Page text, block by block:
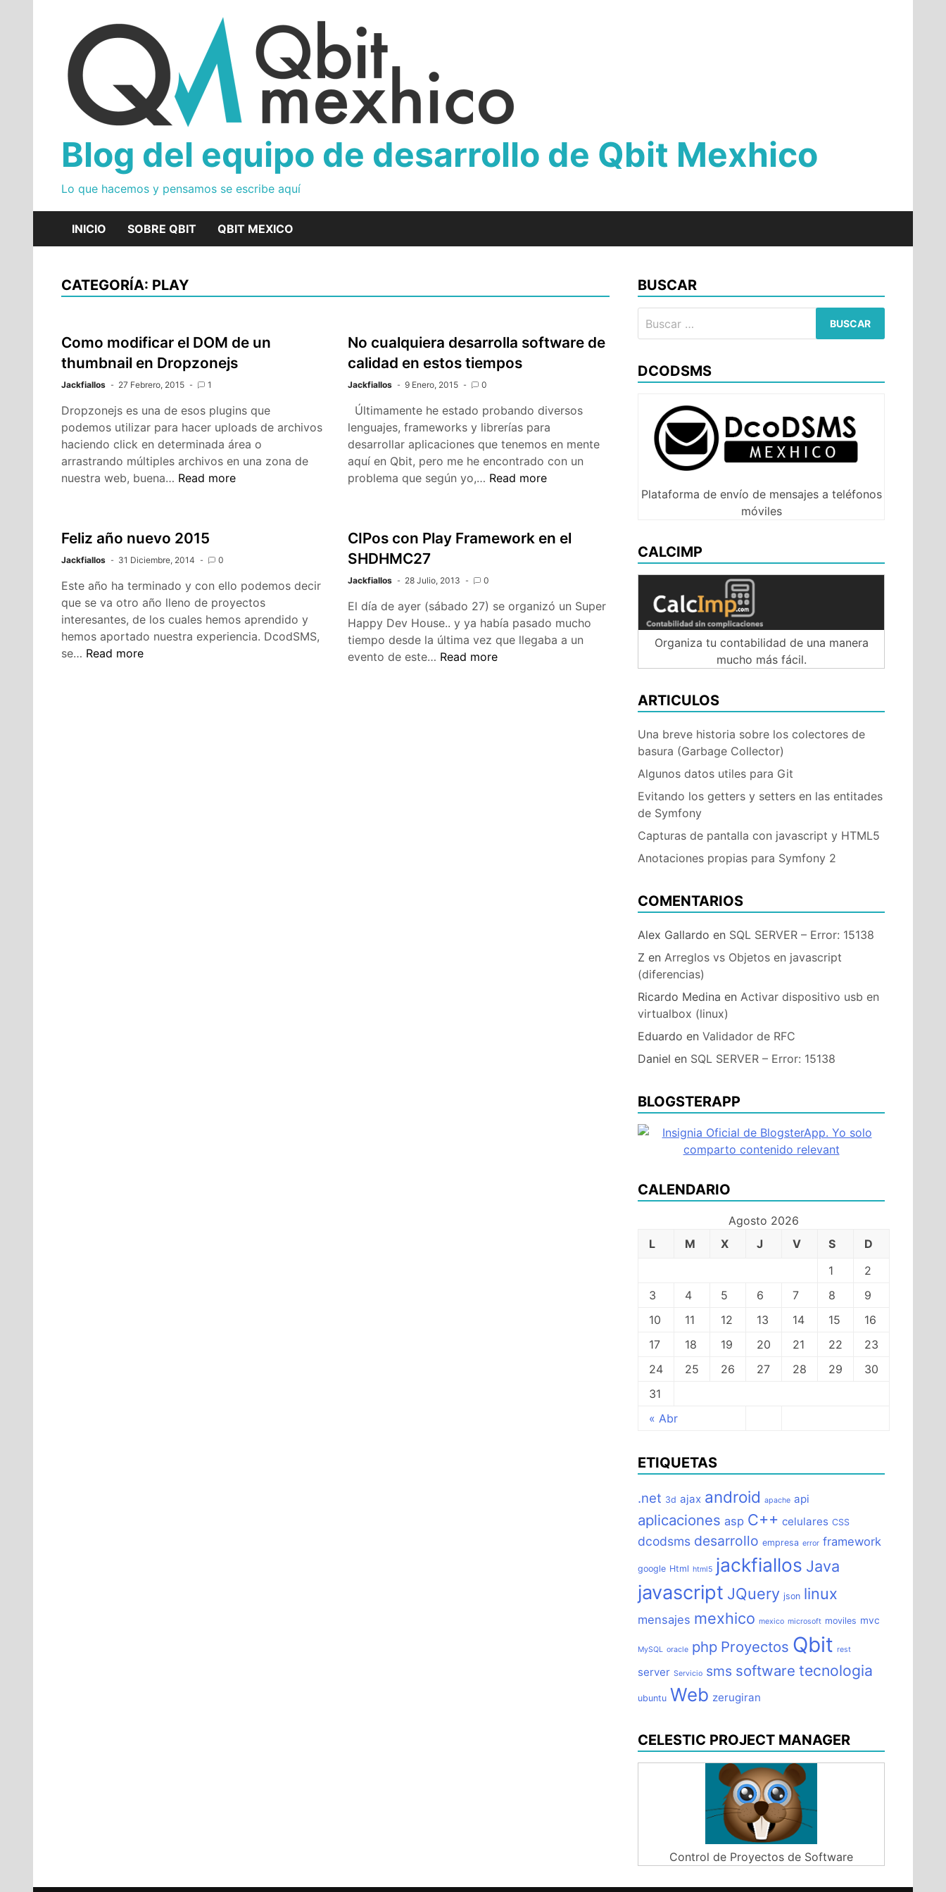
Blog del equipo de desarrollo de Qbit Mexhico
Lo que hacemos y pensamos se escribe aquí
INICIO SOBRE QBIT QBIT MEXICO
CATEGORÍA: PLAY
Como modificar el DOM de un
thumbnail en Dropzonejs
Jackfiallos 27 Febrero, 2015 1
Dropzonejs es una de esos plugins que
podemos utilizar para hacer uploads de archivos
haciendo click en determinada área o
arrastrando múltiples archivos en una zona de
nuestra web, buena… Como
de
un
thumbnail
en
Dropzonejs
Read more
No cualquiera desarrolla software de
calidad en estos tiempos
Jackfiallos 9 Enero, 2015 0
Últimamente he estado probando diversos
lenguajes, frameworks y librerías para
desarrollar aplicaciones que tenemos en mente
aquí en Qbit, pero me he encontrado con un
problema que según yo,… No
de
tiempos
Read more
Feliz año nuevo 2015
Jackfiallos 31 Diciembre, 2014 0
Este año ha terminado y con ello podemos decir
que se va otro año lleno de proyectos
interesantes, de los cuales hemos aprendido y
hemos aportado nuestra experiencia. DcodSMS,
se… Feliz
Read more
CIPos con Play Framework en el
SHDHMC27
Jackfiallos 28 Julio, 2013 0
El día de ayer (sábado 27) se organizó un Super
Happy Dev House.. y ya había pasado mucho
tiempo desde la última vez que llegaba a un
evento de este… CIPos
Read more
BUSCAR
DCODSMS
Plataforma de envío de mensajes a teléfonos
móviles
CALCIMP
Organiza tu contabilidad de una manera
mucho más fácil.
ARTICULOS
Una breve historia sobre los colectores de
basura (Garbage Collector)
Algunos datos utiles para Git
Evitando los getters y setters en las entitades
de Symfony
Capturas de pantalla con javascript y HTML5
Anotaciones propias para Symfony 2
COMENTARIOS
Alex Gallardo en SQL SERVER – Error: 15138
Z en Arreglos vs Objetos en javascript
(diferencias)
Ricardo Medina en Activar dispositivo usb en
virtualbox (linux)
Eduardo en Validador de RFC
Daniel en SQL SERVER – Error: 15138
BLOGSTERAPP
CALENDARIO
Agosto 2026
L
M X J V S D
« Abr
1
2
3
4 5 6 7 8
9
10
11 12 13 14 15
16
17
18 19 20 21 22
23
24
25 26 27 28 29
30
31
ETIQUETAS
.net 3d ajax android apache api
aplicaciones asp C++ celulares CSS
dcodsms desarrollo empresa error framework
google Html html5 jackfiallos Java
javascript JQuery json linux
mensajes mexhico mexico microsoft moviles mvc
MySQL oracle php Proyectos Qbit rest
server Servicio sms software tecnologia
ubuntu Web zerugiran
CELESTIC PROJECT MANAGER
Control de Proyectos de Software